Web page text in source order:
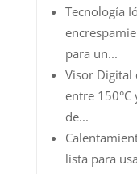
Tecnología
para un...
Visor Digital
entre
de...
lista para